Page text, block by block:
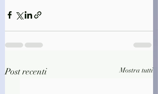
Post recenti Mostra tutti